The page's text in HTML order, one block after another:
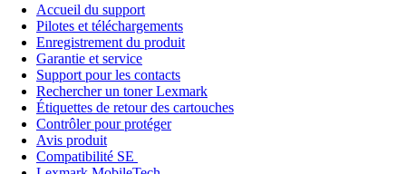
Accueil du support
Pilotes et téléchargements
Enregistrement du produit
Garantie et service
Support pour les contacts
Rechercher un toner Lexmark
Étiquettes de retour des cartouches
Contrôler pour protéger
Avis produit
Compatibilité SE